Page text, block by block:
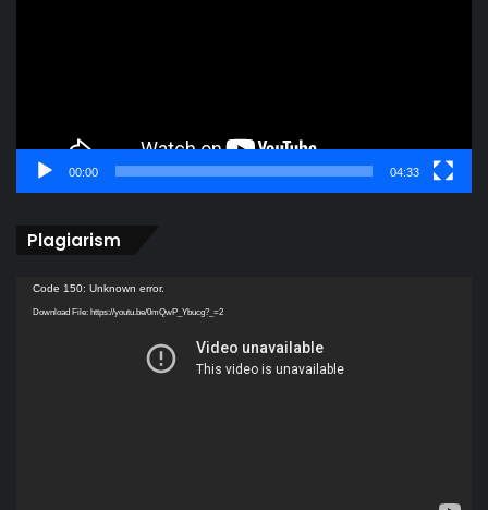
00:00 04:33
Plagiarism
Video
Player
Code 150: Unknown error.
Download File: https://youtu.be/0mQwP_Ybucg?_=2